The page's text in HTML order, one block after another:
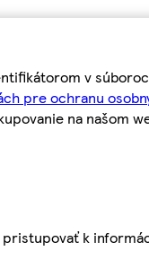
v
pre ochranu
na našom
k